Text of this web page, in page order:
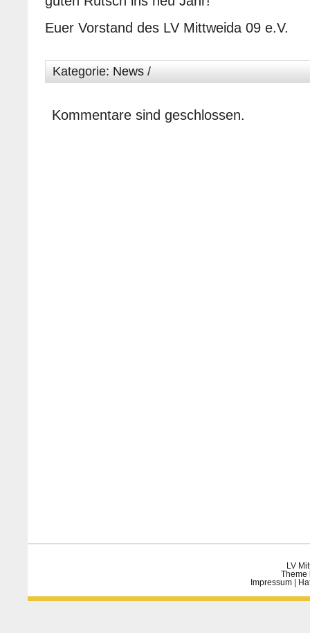
Euer Vorstand des LV Mittweida 09 e.V.
Kategorie: News /
Kommentare sind geschlossen.
LV
Theme
Impressum